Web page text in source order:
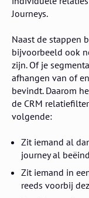
Journeys.
Naast de stappen
bijvoorbeeld ook
zijn. Of je
afhangen van of
bevindt. Daarom
de CRM
volgende:
Zit iemand al
journey al
Zit iemand in
reeds voorbij